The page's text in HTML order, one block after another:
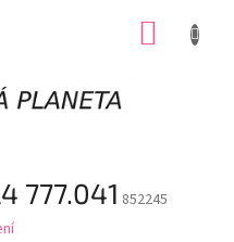
777.041 852245